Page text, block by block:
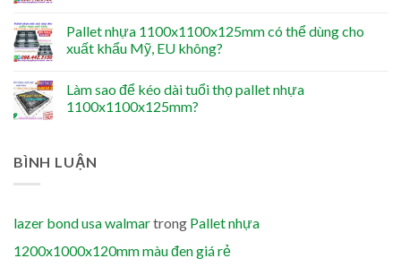
Pallet nhựa 1100x1100x125mm có thể dùng cho
xuất khẩu Mỹ, EU không?
Làm sao để kéo dài tuổi thọ pallet nhựa
1100x1100x125mm?
BÌNH LUẬN
lazer bond usa walmartrong Pallet nhựa
1200x1000x120mm màu đen giá rẻ